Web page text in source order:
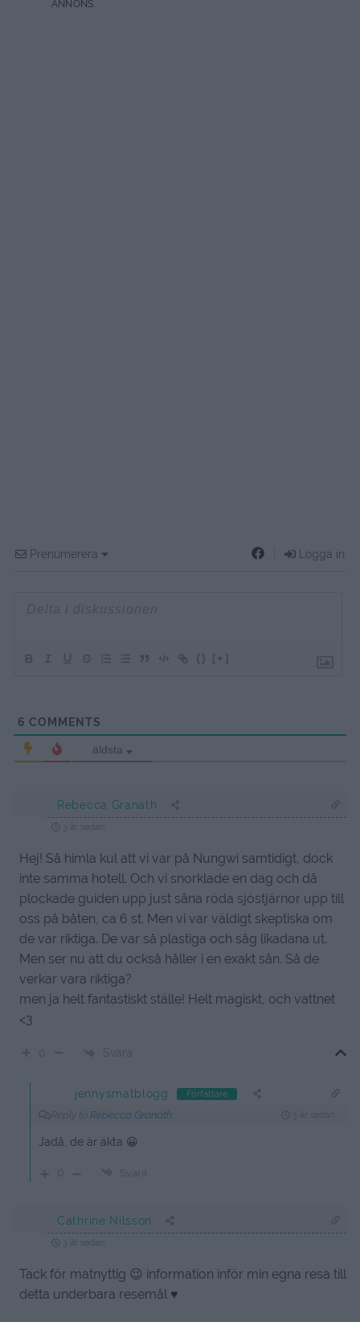
Prenumerera Logga in
{} [+]
6 COMMENTS
äldsta
Rebecca Granath
3 år sedan
Hej! Så himla kul att vi var på Nungwi samtidigt, dock
inte samma hotell. Och vi snorklade en dag och då
plockade guiden upp just såna röda sjöstjärnor upp till
oss på båten, ca 6 st. Men vi var väldigt skeptiska om
de var riktiga. De var så plastiga och såg likadana ut.
Men ser nu att du också håller i en exakt sån. Så de
verkar vara riktiga?
men ja helt fantastiskt ställe! Helt magiskt, och vattnet
<3
0 Svara
jennysmatblogg Författare
Rebecca Granath
Jadå, de är äkta 😀
0 Svara
Cathrine Nilsson
3 år sedan
Tack för matnyttig 😉 information inför min egna resa till
detta underbara resemål ♥️